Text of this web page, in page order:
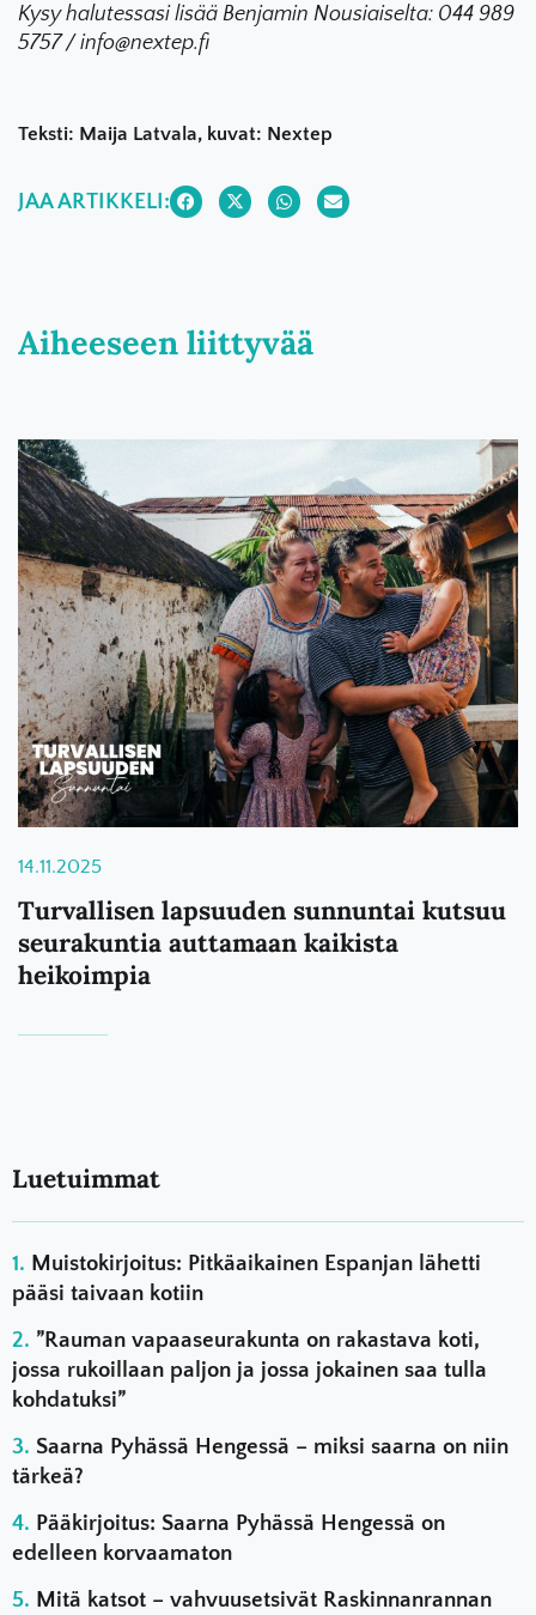
Kysy halutessasi lisää Benjamin Nousiaiselta: 044 989
5757 / info@nextep.fi
Teksti: Maija Latvala, kuvat: Nextep
JAA ARTIKKELI:
Aiheeseen liittyvää
14.11.2025
Turvallisen lapsuuden sunnuntai kutsuu
seurakuntia auttamaan kaikista
heikoimpia
Luetuimmat
Muistokirjoitus: Pitkäaikainen Espanjan lähetti
pääsi taivaan kotiin
”Rauman vapaaseurakunta on rakastava koti,
jossa rukoillaan paljon ja jossa jokainen saa tulla
kohdatuksi”
Saarna Pyhässä Hengessä – miksi saarna on niin
tärkeä?
Pääkirjoitus: Saarna Pyhässä Hengessä on
edelleen korvaamaton
Mitä katsot – vahvuusetsivät Raskinnanrannan